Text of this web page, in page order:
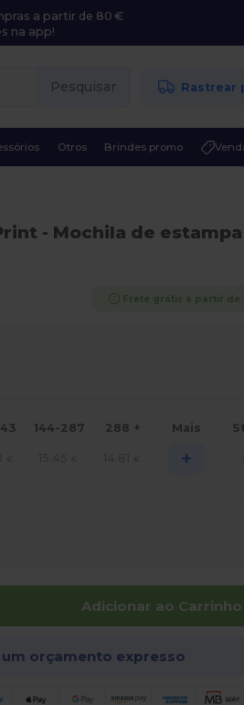
a partir de 80 €
na app!
Pesquisar Rastrear
Otros Brindes promo
- Mochila de
Frete grátis a partir de
144-287 288 + Mais
+
Adicionar ao Carrinho
orçamento expresso